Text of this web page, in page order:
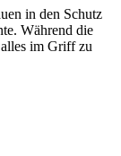
in den Schutz
Während die
im Griff zu